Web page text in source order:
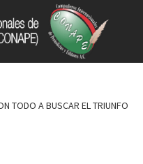
TODO A BUSCAR EL TRIUNFO